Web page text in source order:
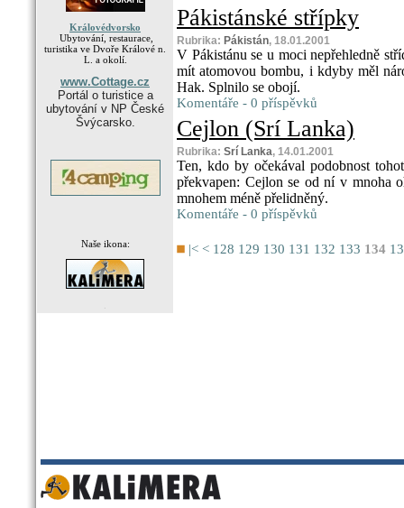
Královédvorsko
Ubytování, restaurace,
turistika ve Dvoře Králové n.
L. a okolí.
www.Cottage.cz
Portál o turistice a
ubytování v NP České
Švýcarsko.
Naše ikona:
Pákistánské střípky
Rubrika: Pákistán, 18.01.2001
V Pákistánu se u moci nepřehledně
mít atomovou bombu, i kdyby měl
Hak. Splnilo se obojí.
Komentáře - 0 příspěvků
Cejlon (Srí Lanka)
Rubrika: Srí Lanka, 14.01.2001
Ten, kdo by očekával podobnost
překvapen: Cejlon se od ní v mnoha
mnohem méně přelidněný.
Komentáře - 0 příspěvků
|< < 128 129 130 131 132 133 134